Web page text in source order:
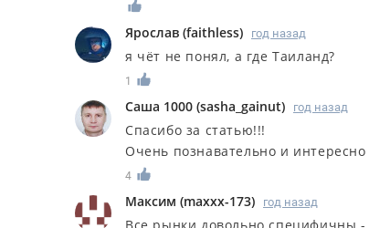
Ярослав (faithless) год назад
я чёт не понял, а где Таиланд?
1
Саша 1000 (sasha_gainut) год назад
Спасибо за статью!!!
Очень познавательно и интересно
4
Максим (maxxx-173) год назад